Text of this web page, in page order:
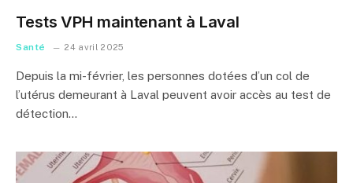
Tests VPH maintenant à Laval
Santé 24 avril 2025
Depuis la mi-février, les personnes dotées d’un col de
l’utérus demeurant à Laval peuvent avoir accès au test de
détection…